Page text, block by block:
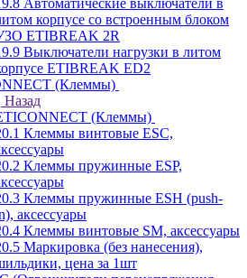
Автоматические выключатели в
корпусе со встроенным блоком
ETIBREAK 2R
Выключатели нагрузки в литом
ETIBREAK ED2
(Клеммы)
Назад
(Клеммы)
Клеммы винтовые ESC,
Клеммы пружинные ESP,
Клеммы пружинные ESH (push-
аксессуары
Клеммы винтовые SM, аксессуары
Маркировка (без нанесения),
цена за 1шт